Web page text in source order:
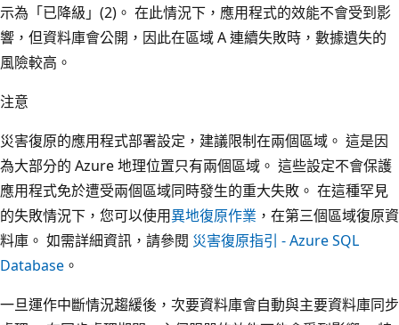
示為「已降級」(2)。 在此情況下，應用程式的效能不會受到影
響，但資料庫會公開，因此在區域 A 連續失敗時，數據遺失的
風險較高。
注意
災害復原的應用程式部署設定，建議限制在兩個區域。 這是因
為大部分的 Azure 地理位置只有兩個區域。 這些設定不會保護
應用程式免於遭受兩個區域同時發生的重大失敗。 在這種罕見
的失敗情況下，您可以使用異地復原作業 ，在第三個區域復原資
料庫。 如需詳細資訊，請參閱 災害復原指引 - Azure SQL
Database 。
一旦運作中斷情況趨緩後，次要資料庫會自動與主要資料庫同步